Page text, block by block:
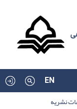
EN
نشریه